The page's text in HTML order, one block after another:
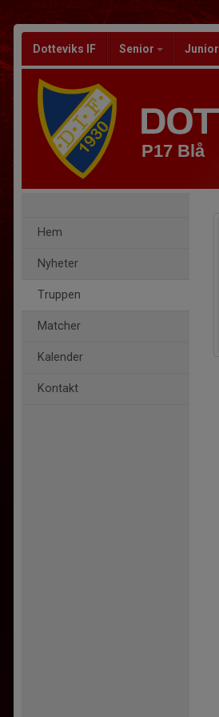
Dotteviks IF Senior Junior
P17 Blå
Hem
Nyheter
Truppen
Matcher
Kalender
Kontakt